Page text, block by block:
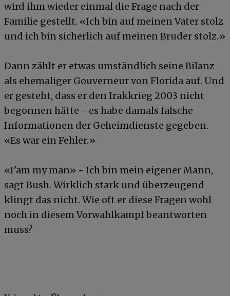
wird ihm wieder einmal die Frage nach der
Familie gestellt. «Ich bin auf meinen Vater stolz
und ich bin sicherlich auf meinen Bruder stolz.»
Dann zählt er etwas umständlich seine Bilanz
als ehemaliger Gouverneur von Florida auf. Und
er gesteht, dass er den Irakkrieg 2003 nicht
begonnen hätte - es habe damals falsche
Informationen der Geheimdienste gegeben.
«Es war ein Fehler.»
«I'am my man» - Ich bin mein eigener Mann,
sagt Bush. Wirklich stark und überzeugend
klingt das nicht. Wie oft er diese Fragen wohl
noch in diesem Vorwahlkampf beantworten
muss?